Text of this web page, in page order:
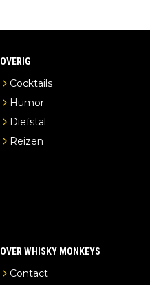
OVERIG
Cocktails
Humor
Diefstal
Reizen
OVER WHISKY MONKEYS
Contact